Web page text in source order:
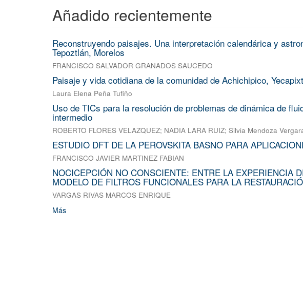
Añadido recientemente
Reconstruyendo paisajes. Una interpretación calendárica y
Tepoztlán, Morelos
FRANCISCO SALVADOR GRANADOS SAUCEDO
Paisaje y vida cotidiana de la comunidad de Achichipico,
Laura Elena Peña Tufiño
Uso de TICs para la resolución de problemas de dinámica de
intermedio
ROBERTO FLORES VELAZQUEZ; NADIA LARA RUIZ; Silvia Mendoza
ESTUDIO DFT DE LA PEROVSKITA BASNO PARA
FRANCISCO JAVIER MARTINEZ FABIAN
NOCICEPCIÓN NO CONSCIENTE: ENTRE LA EXPERIENCIA
MODELO DE FILTROS FUNCIONALES PARA LA
VARGAS RIVAS MARCOS ENRIQUE
Más